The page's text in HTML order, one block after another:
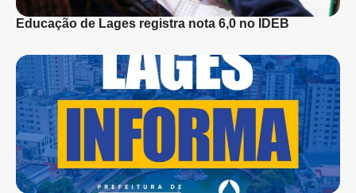
Educação de Lages registra nota 6,0 no IDEB